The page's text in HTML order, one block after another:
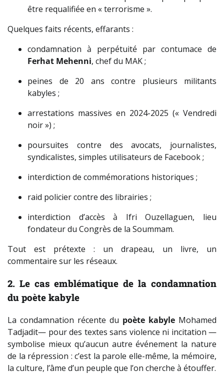
être requalifiée en « terrorisme ».
Quelques faits récents, effarants :
condamnation à perpétuité par contumace de
Ferhat Mehenni, chef du MAK ;
peines de 20 ans contre plusieurs militants
kabyles ;
arrestations massives en 2024-2025 (« Vendredi
noir ») ;
poursuites contre des avocats, journalistes,
syndicalistes, simples utilisateurs de Facebook ;
interdiction de commémorations historiques ;
raid policier contre des librairies ;
interdiction d’accès à Ifri Ouzellaguen, lieu
fondateur du Congrès de la Soummam.
Tout est prétexte : un drapeau, un livre, un
commentaire sur les réseaux.
2. Le cas emblématique de la condamnation
du poète kabyle
La condamnation récente du poète kabyle Mohamed
Tadjadit— pour des textes sans violence ni incitation —
symbolise mieux qu’aucun autre événement la nature
de la répression : c’est la parole elle-même, la mémoire,
la culture, l’âme d’un peuple que l’on cherche à étouffer.